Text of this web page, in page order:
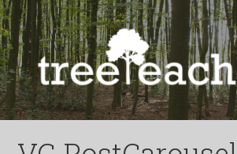
Zum
Inhalt
springen
treeTeacher